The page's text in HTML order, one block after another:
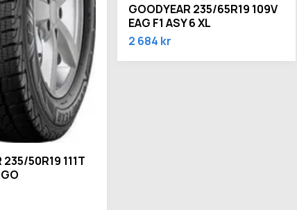
235/50R19 111T
GOODYEAR 235/65R19 109V
EAG F1 ASY 6 XL
2 684 kr